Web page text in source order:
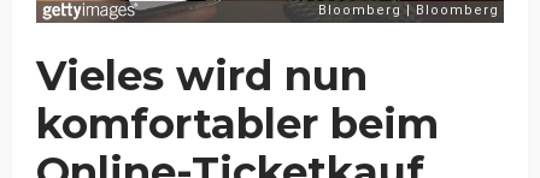
Vieles wird nun
komfortabler beim